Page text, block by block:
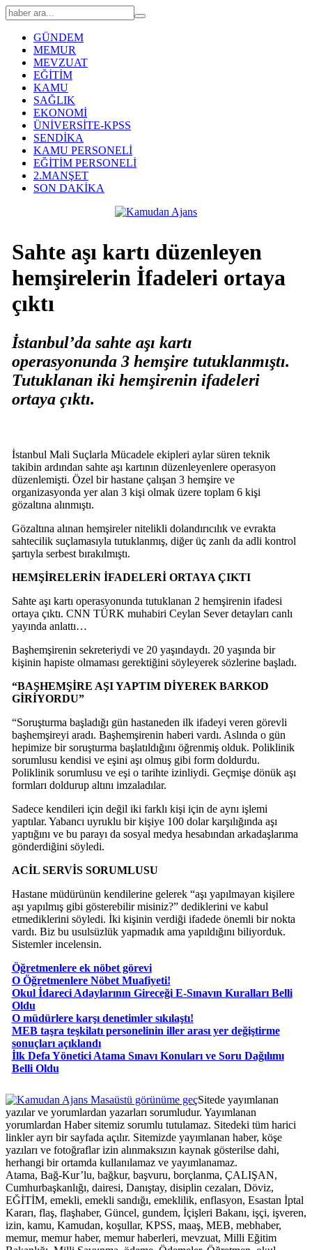
GÜNDEM
MEMUR
MEVZUAT
EĞİTİM
KAMU
SAĞLIK
EKONOMİ
ÜNİVERSİTE-KPSS
SENDİKA
KAMU PERSONELİ
EĞİTİM PERSONELİ
2.MANŞET
SON DAKİKA
Sahte aşı kartı düzenleyen
hemşirelerin İfadeleri ortaya
çıktı
İstanbul’da sahte aşı kartı
operasyonunda 3 hemşire tutuklanmıştı.
Tutuklanan iki hemşirenin ifadeleri
ortaya çıktı.
İstanbul Mali Suçlarla Mücadele ekipleri aylar süren teknik
takibin ardından sahte aşı kartının düzenleyenlere operasyon
düzenlemişti. Özel bir hastane çalışan 3 hemşire ve
organizasyonda yer alan 3 kişi olmak üzere toplam 6 kişi
gözaltına alınmıştı.
Gözaltına alınan hemşireler nitelikli dolandırıcılık ve evrakta
sahtecilik suçlamasıyla tutuklanmış, diğer üç zanlı da adli kontrol
şartıyla serbest bırakılmıştı.
HEMŞİRELERİN İFADELERİ ORTAYA ÇIKTI
Sahte aşı kartı operasyonunda tutuklanan 2 hemşirenin ifadesi
ortaya çıktı. CNN TÜRK muhabiri Ceylan Sever detayları canlı
yayında anlattı…
Başhemşirenin sekreteriydi ve 20 yaşındaydı. 20 yaşında bir
kişinin hapiste olmaması gerektiğini söyleyerek sözlerine başladı.
“BAŞHEMŞİRE AŞI YAPTIM DİYEREK BARKOD
GİRİYORDU”
“Soruşturma başladığı gün hastaneden ilk ifadeyi veren görevli
başhemşireyi aradı. Başhemşirenin haberi vardı. Aslında o gün
hepimize bir soruşturma başlatıldığını öğrenmiş olduk. Poliklinik
sorumlusu kendisi ve eşini aşı olmuş gibi form doldurdu.
Poliklinik sorumlusu ve eşi o tarihte izinliydi. Geçmişe dönük aşı
formları doldurup altını imzaladılar.
Sadece kendileri için değil iki farklı kişi için de aynı işlemi
yaptılar. Yabancı uyruklu bir kişiye 100 dolar karşılığında aşı
yaptığını ve bu parayı da sosyal medya hesabından arkadaşlarıma
gönderdiğini söyledi.
ACİL SERVİS SORUMLUSU
Hastane müdürünün kendilerine gelerek “aşı yapılmayan kişilere
aşı yapılmış gibi gösterebilir misiniz?” dediklerini ve kabul
etmediklerini söyledi. İki kişinin verdiği ifadede önemli bir nokta
vardı. Biz bu usulsüzlük yapmadık ama yapıldığını biliyorduk.
Sistemler incelensin.
Öğretmenlere ek nöbet görevi
O Öğretmenlere Nöbet Muafiyeti!
Okul İdareci Adaylarının Gireceği E-Sınavın Kuralları Belli
Oldu
O müdürlere karşı denetimler sıkılaştı!
MEB taşra teşkilatı personelinin iller arası yer değiştirme
sonuçları açıklandı
İlk Defa Yönetici Atama Sınavı Konuları ve Soru Dağılımı
Belli Oldu
Masaüstü görünüme geçSitede yayımlanan
yazılar ve yorumlardan yazarları sorumludur. Yayımlanan
yorumlardan Haber sitemiz sorumlu tutulamaz. Sitedeki tüm harici
linkler ayrı bir sayfada açılır. Sitemizde yayımlanan haber, köşe
yazıları ve fotoğraflar izin alınmaksızın kaynak gösterilse dahi,
herhangi bir ortamda kullanılamaz ve yayımlanamaz.
Atama, Bağ-Kur’lu, bağkur, başvuru, borçlanma, ÇALIŞAN,
Cumhurbaşkanlığı, dairesi, Danıştay, disiplin cezaları, Döviz,
EĞİTİM, emekli, emekli sandığı, emeklilik, enflasyon, Esastan İptal
Kararı, flaş, flaşhaber, Güncel, gundem, İçişleri Bakanı, işçi, işveren,
izin, kamu, Kamudan, koşullar, KPSS, maaş, MEB, mebhaber,
memur, memur haber, memur haberleri, mevzuat, Milli Eğitim